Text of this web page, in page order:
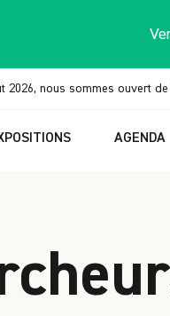
2026, nous sommes ouvert de
AGENDA